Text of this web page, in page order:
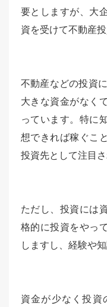
要としますが、大
資を受けて不動産
不動産などの投資
大きな資金がなく
っています。特に
想できれば稼ぐこ
投資先として注目さ
ただし、投資には
格的に投資をやっ
しますし、経験や
資金が少なく投資